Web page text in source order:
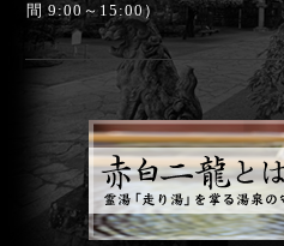
間 9:00～15:00）